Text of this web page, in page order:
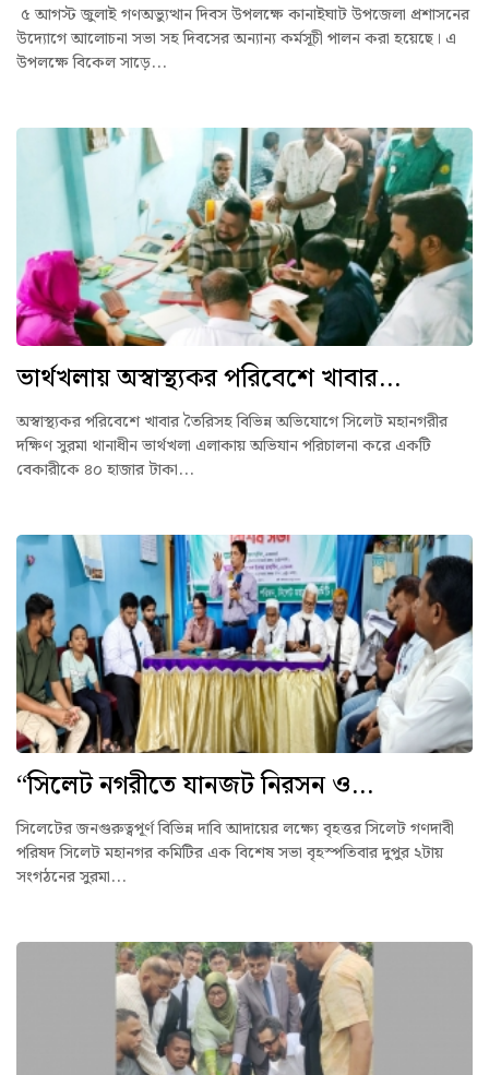
৫ আগস্ট জুলাই গণঅভ্যুত্থান দিবস উপলক্ষে কানাইঘাট উপজেলা প্রশাসনের
উদ্যোগে আলোচনা সভা সহ দিবসের অন্যান্য কর্মসূচী পালন করা হয়েছে। এ
উপলক্ষে বিকেল সাড়ে...
ভার্থখলায় অস্বাস্থ্যকর পরিবেশে খাবার...
অস্বাস্থ্যকর পরিবেশে খাবার তৈরিসহ বিভিন্ন অভিযোগে সিলেট মহানগরীর
দক্ষিণ সুরমা থানাধীন ভার্থখলা এলাকায় অভিযান পরিচালনা করে একটি
বেকারীকে ৪০ হাজার টাকা...
“সিলেট নগরীতে যানজট নিরসন ও...
সিলেটের জনগুরুত্বপূর্ণ বিভিন্ন দাবি আদায়ের লক্ষ্যে বৃহত্তর সিলেট গণদাবী
পরিষদ সিলেট মহানগর কমিটির এক বিশেষ সভা বৃহস্পতিবার দুপুর ২টায়
সংগঠনের সুরমা...